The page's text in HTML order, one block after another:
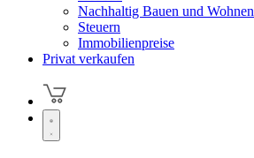
Nachhaltig Bauen und Wohnen
Steuern
Immobilienpreise
Privat verkaufen